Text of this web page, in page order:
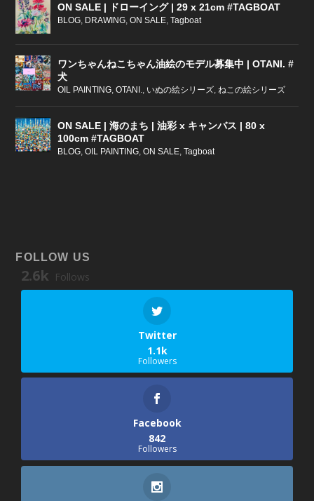
ON SALE | ドローイング | 29 x 21cm #TAGBOAT
BLOG DRAWING ,ON SALE ,Tagboat
ワンちゃんねこちゃん油絵のモデル募集中 | OTANI. #
犬
OIL PAINTING ,OTANI. いぬの絵シリーズ ,ねこの絵シリーズ
ON SALE | 海のまち | 油彩 x キャンバス | 80 x
100cm #TAGBOAT
BLOG ,OIL PAINTING ,ON SALE ,Tagboat
FOLLOW US
2.6k Follows
Twitter
1.1k
Followers
Facebook
842
Followers